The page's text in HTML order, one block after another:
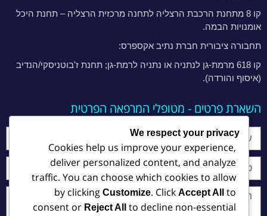
קו 8 מתחנת הרכבת הרצליה לתחנה מרכזית הרצליה – תחנת היכל
אומנויות הבמה.
תחבורה ציבורית חברת נתיב אקספרס:
קו 618 מרמת-גן לנתניה או נתניה לרמת-גן; תחנת ז'בוטניסקי/הנדיב
(איסוף והורדה).
השארת פרטים - מטופלי המרפאה הפרטית
We respect your privacy
Cookies help us improve your experience,
deliver personalized content, and analyze
traffic. You can choose which cookies to allow
by clickingCustomize. ClickAccept All
to
consent or Reject All
to decline non-essential